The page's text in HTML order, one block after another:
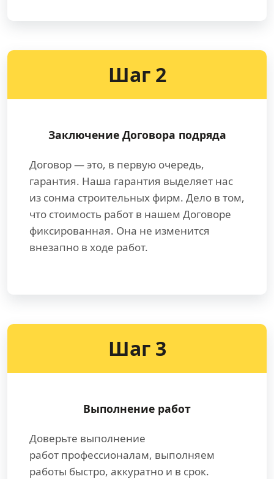
Шаг 2
Заключение Договора подряда
Договор — это, в первую очередь,
гарантия. Наша гарантия выделяет нас
из сонма строительных фирм. Дело в том,
что стоимость работ в нашем Договоре
фиксированная. Она не изменится
внезапно в ходе работ.
Шаг 3
Выполнение работ
Доверьте выполнение
работ профессионалам, выполняем
работы быстро, аккуратно и в срок.